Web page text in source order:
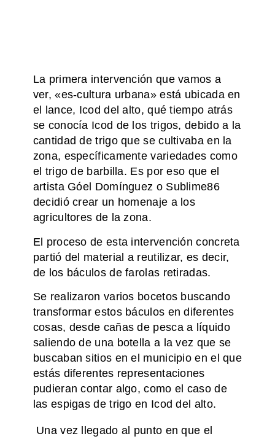
La primera intervención que vamos a
ver, «es-cultura urbana» está ubicada en
el lance, Icod del alto, qué tiempo atrás
se conocía Icod de los trigos, debido a la
cantidad de trigo que se cultivaba en la
zona, específicamente variedades como
el trigo de barbilla. Es por eso que el
artista Góel Domínguez o Sublime86
decidió crear un homenaje a los
agricultores de la zona.
El proceso de esta intervención concreta
partió del material a reutilizar, es decir,
de los báculos de farolas retiradas.
Se realizaron varios bocetos buscando
transformar estos báculos en diferentes
cosas, desde cañas de pesca a líquido
saliendo de una botella a la vez que se
buscaban sitios en el municipio en el que
estás diferentes representaciones
pudieran contar algo, como el caso de
las espigas de trigo en Icod del alto.
Una vez llegado al punto en que el